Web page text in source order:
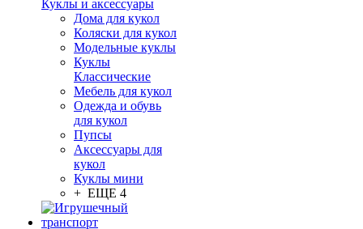
Куклы и аксессуары
Дома для кукол
Коляски для кукол
Модельные куклы
Куклы
Классические
Мебель для кукол
Одежда и обувь
для кукол
Пупсы
Аксессуары для
кукол
Куклы мини
+ ЕЩЕ 4